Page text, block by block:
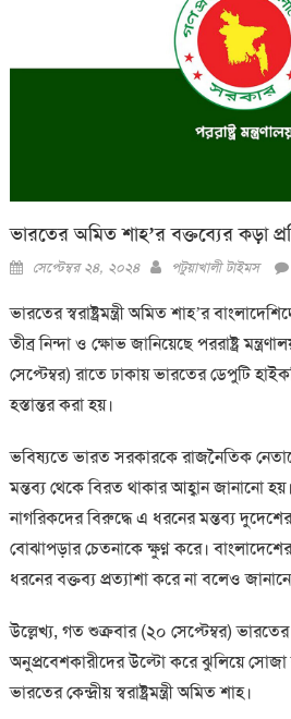
ভারতের অমিত শাহ’র বক্তব্যের কড়া
Posted
সেপ্টেম্বর ২৪, ২০২৪ Author
পটুয়াখালী টাইমস
ভারতের স্বরাষ্ট্রমন্ত্রী অমিত শাহ’র
তীব্র নিন্দা ও ক্ষোভ জানিয়েছে পররাষ্ট্র
সেপ্টেম্বর) রাতে ঢাকায় ভারতের ডেপুটি
হস্তান্তর করা হয়।
ভবিষ্যতে ভারত সরকারকে রাজনৈতিক
মন্তব্য থেকে বিরত থাকার আহ্বান জানানো
নাগরিকদের বিরুদ্ধে এ ধরনের মন্তব্য
বোঝাপড়ার চেতনাকে ক্ষুণ্ন করে।
ধরনের বক্তব্য প্রত্যাশা করে না বলেও
উল্লেখ্য, গত শুক্রবার (২০ সেপ্টেম্বর)
অনুপ্রবেশকারীদের উল্টো করে ঝুলিয়ে
ভারতের কেন্দ্রীয় স্বরাষ্ট্রমন্ত্রী অমিত শাহ।